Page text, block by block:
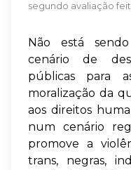
segundo avaliação
Não está
cenário de
públicas para
moralização da
aos direitos
num cenário
promove a
trans, negras,